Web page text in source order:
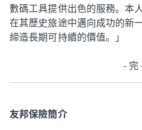
數碼工具提供出色的服務。本
在其歷史旅途中邁向成功的新
締造長期可持續的價值。」
- 完
友邦保險簡介